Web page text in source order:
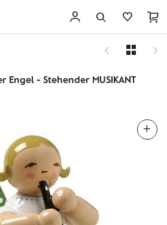
Engel - Stehender MUSIKANT